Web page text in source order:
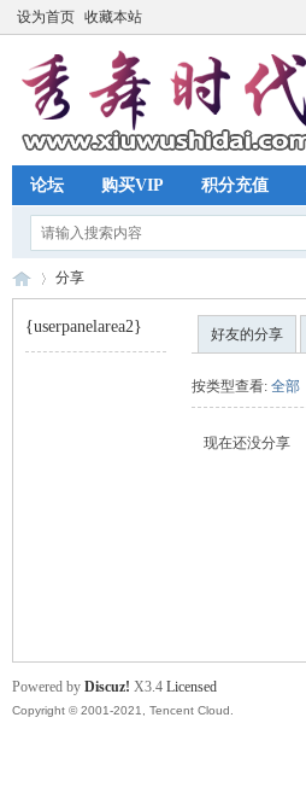
设为首页 收藏本站
论坛 购买VIP 积分充值
分享
{userpanelarea2} 好友的分享
按类型查看: 全部
现在还没分享
Powered by Discuz! X3.4 Licensed
Copyright © 2001-2021, Tencent Cloud.